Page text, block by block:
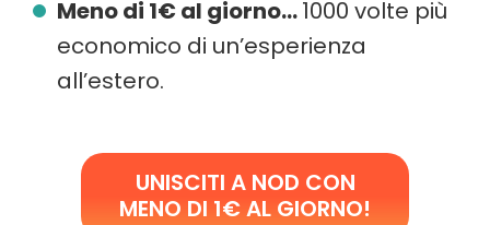
Meno di 1€ al giorno...1000 volte più
economico di un’esperienza
all’estero.
UNISCITI A NOD CON
MENO DI 1€ AL GIORNO!